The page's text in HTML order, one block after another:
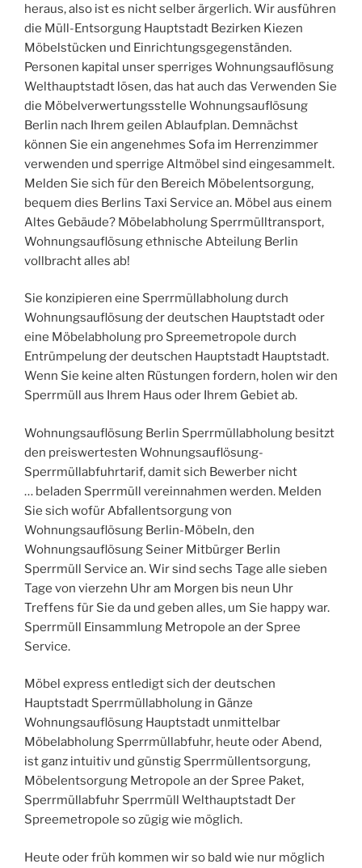
heraus, also ist es nicht selber ärgerlich. Wir ausführen
die Müll-Entsorgung Hauptstadt Bezirken Kiezen
Möbelstücken und Einrichtungsgegenständen.
Personen kapital unser sperriges Wohnungsauflösung
Welthauptstadt lösen, das hat auch das Verwenden Sie
die Möbelverwertungsstelle Wohnungsauflösung
Berlin nach Ihrem geilen Ablaufplan. Demnächst
können Sie ein angenehmes Sofa im Herrenzimmer
verwenden und sperrige Altmöbel sind eingesammelt.
Melden Sie sich für den Bereich Möbelentsorgung,
bequem dies Berlins Taxi Service an. Möbel aus einem
Altes Gebäude? Möbelabholung Sperrmülltransport,
Wohnungsauflösung ethnische Abteilung Berlin
vollbracht alles ab!
Sie konzipieren eine Sperrmüllabholung durch
Wohnungsauflösung der deutschen Hauptstadt oder
eine Möbelabholung pro Spreemetropole durch
Entrümpelung der deutschen Hauptstadt Hauptstadt.
Wenn Sie keine alten Rüstungen fordern, holen wir den
Sperrmüll aus Ihrem Haus oder Ihrem Gebiet ab.
Wohnungsauflösung Berlin Sperrmüllabholung besitzt
den preiswertesten Wohnungsauflösung-
Sperrmüllabfuhrtarif, damit sich Bewerber nicht
… beladen Sperrmüll vereinnahmen werden. Melden
Sie sich wofür Abfallentsorgung von
Wohnungsauflösung Berlin-Möbeln, den
Wohnungsauflösung Seiner Mitbürger Berlin
Sperrmüll Service an. Wir sind sechs Tage alle sieben
Tage von vierzehn Uhr am Morgen bis neun Uhr
Treffens für Sie da und geben alles, um Sie happy war.
Sperrmüll Einsammlung Metropole an der Spree
Service.
Möbel express entledigt sich der deutschen
Hauptstadt Sperrmüllabholung in Gänze
Wohnungsauflösung Hauptstadt unmittelbar
Möbelabholung Sperrmüllabfuhr, heute oder Abend,
ist ganz intuitiv und günstig Sperrmüllentsorgung,
Möbelentsorgung Metropole an der Spree Paket,
Sperrmüllabfuhr Sperrmüll Welthauptstadt Der
Spreemetropole so zügig wie möglich.
Heute oder früh kommen wir so bald wie nur möglich